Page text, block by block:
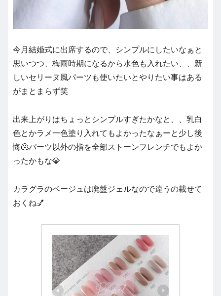
今月結婚式に出席するので、シンプルにしたいなぁと
思いつつ、梅雨時期になるから水色も入れたい、、新
しいセリーヌ風パーツも使いたいとやりたい事はある
がまとまらず笑
出来上がりはちょっとシンプルすぎたかなと、、乳白
色とかラメ一色塗り入れてもよかったなぁーと少し後
悔🫠パーツ以外の指を全部ストーンフレンチでもよか
ったかもな💎
カラグラのベージュは廃盤ジェルなので違うの載せて
おくね💅